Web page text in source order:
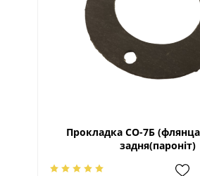
Прокладка СО-7Б
задня(пароніт)